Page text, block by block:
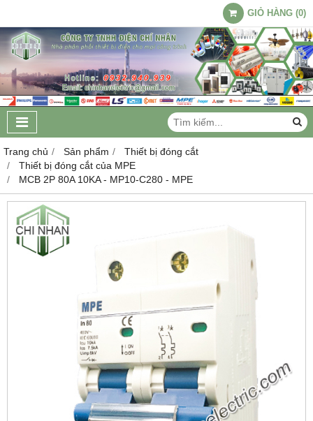
GIỎ HÀNG (0)
Trang chủ Sản phẩm
Thiết bị đóng cắt
Thiết bị đóng cắt của MPE
MCB 2P 80A 10KA - MP10-C280 - MPE